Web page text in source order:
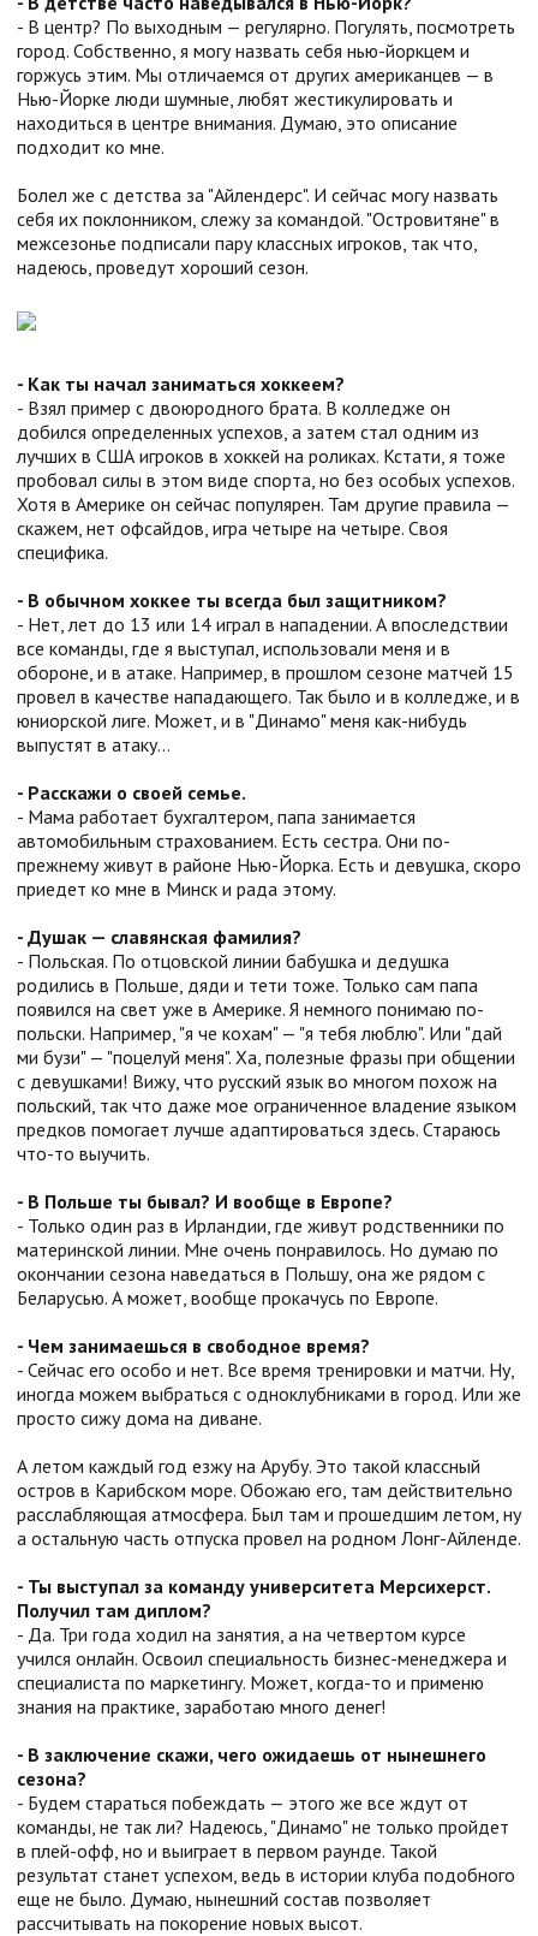
- В центр? По выходным — регулярно. Погулять, посмотреть
город. Собственно, я могу назвать себя нью-йоркцем и
горжусь этим. Мы отличаемся от других американцев — в
Нью-Йорке люди шумные, любят жестикулировать и
находиться в центре внимания. Думаю, это описание
подходит ко мне.
Болел же с детства за "Айлендерс". И сейчас могу назвать
себя их поклонником, слежу за командой. "Островитяне" в
межсезонье подписали пару классных игроков, так что,
надеюсь, проведут хороший сезон.
- Как ты начал заниматься хоккеем?
- Взял пример с двоюродного брата. В колледже он
добился определенных успехов, а затем стал одним из
лучших в США игроков в хоккей на роликах. Кстати, я тоже
пробовал силы в этом виде спорта, но без особых успехов.
Хотя в Америке он сейчас популярен. Там другие правила —
скажем, нет офсайдов, игра четыре на четыре. Своя
специфика.
- В обычном хоккее ты всегда был защитником?
- Нет, лет до 13 или 14 играл в нападении. А впоследствии
все команды, где я выступал, использовали меня и в
обороне, и в атаке. Например, в прошлом сезоне матчей 15
провел в качестве нападающего. Так было и в колледже, и в
юниорской лиге. Может, и в "Динамо" меня как-нибудь
выпустят в атаку…
- Расскажи о своей семье.
- Мама работает бухгалтером, папа занимается
автомобильным страхованием. Есть сестра. Они по-
прежнему живут в районе Нью-Йорка. Есть и девушка, скоро
приедет ко мне в Минск и рада этому.
- Душак — славянская фамилия?
- Польская. По отцовской линии бабушка и дедушка
родились в Польше, дяди и тети тоже. Только сам папа
появился на свет уже в Америке. Я немного понимаю по-
польски. Например, "я че кохам" — "я тебя люблю". Или "дай
ми бузи" — "поцелуй меня". Ха, полезные фразы при общении
с девушками! Вижу, что русский язык во многом похож на
польский, так что даже мое ограниченное владение языком
предков помогает лучше адаптироваться здесь. Стараюсь
что-то выучить.
- В Польше ты бывал? И вообще в Европе?
- Только один раз в Ирландии, где живут родственники по
материнской линии. Мне очень понравилось. Но думаю по
окончании сезона наведаться в Польшу, она же рядом с
Беларусью. А может, вообще прокачусь по Европе.
- Чем занимаешься в свободное время?
- Сейчас его особо и нет. Все время тренировки и матчи. Ну,
иногда можем выбраться с одноклубниками в город. Или же
просто сижу дома на диване.
А летом каждый год езжу на Арубу. Это такой классный
остров в Карибском море. Обожаю его, там действительно
расслабляющая атмосфера. Был там и прошедшим летом, ну
а остальную часть отпуска провел на родном Лонг-Айленде.
- Ты выступал за команду университета Мерсихерст.
Получил там диплом?
- Да. Три года ходил на занятия, а на четвертом курсе
учился онлайн. Освоил специальность бизнес-менеджера и
специалиста по маркетингу. Может, когда-то и применю
знания на практике, заработаю много денег!
- В заключение скажи, чего ожидаешь от нынешнего
сезона?
- Будем стараться побеждать — этого же все ждут от
команды, не так ли? Надеюсь, "Динамо" не только пройдет
в плей-офф, но и выиграет в первом раунде. Такой
результат станет успехом, ведь в истории клуба подобного
еще не было. Думаю, нынешний состав позволяет
рассчитывать на покорение новых высот.